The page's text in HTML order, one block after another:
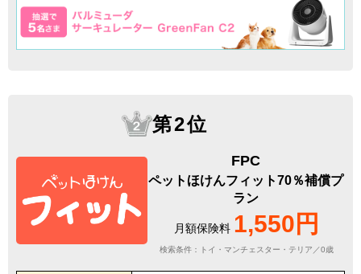
第2位
FPC
ペットほけんフィット70％補償プ
ラン
月額保険料 1,550円
検索条件：トイ・マンチェスター・テリア／0歳